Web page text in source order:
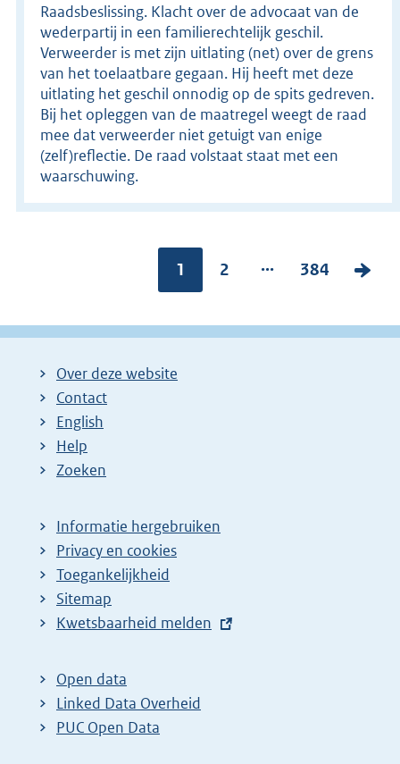
Raadsbeslissing. Klacht over de advocaat van de
wederpartij in een familierechtelijk geschil.
Verweerder is met zijn uitlating (net) over de grens
van het toelaatbare gegaan. Hij heeft met deze
uitlating het geschil onnodig op de spits gedreven.
Bij het opleggen van de maatregel weegt de raad
mee dat verweerder niet getuigt van enige
(zelf)reflectie. De raad volstaat staat met een
waarschuwing.
Pagina:
1
P
g
2 ...
P
g
384
V
l
Over deze website
Contact
English
Help
Zoeken
Informatie hergebruiken
Privacy en cookies
Toegankelijkheid
Sitemap
E
t
e
r
Kwetsbaarheid melden
Open data
Linked Data Overheid
PUC Open Data